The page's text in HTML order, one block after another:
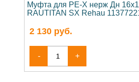
Муфта для PE-X нерж Дн
RAUTITAN SX Rehau
2 130 руб.
- +